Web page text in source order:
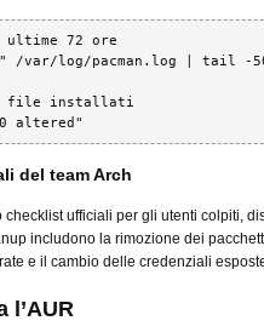
72 ore
/var/log/pacman.log | tail -
file installati
altered"
del team Arch
ufficiali per gli utenti colpiti,
includono la rimozione dei
e il cambio delle credenziali
l’AUR